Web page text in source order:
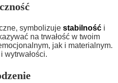
symbolizuje stabilność i
na trwałość w twoim
jak i materialnym.
wytrwałości.